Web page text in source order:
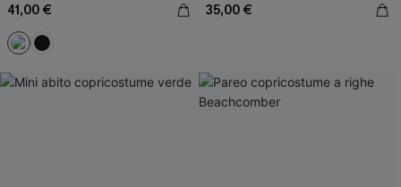
41,00 € 35,00 €